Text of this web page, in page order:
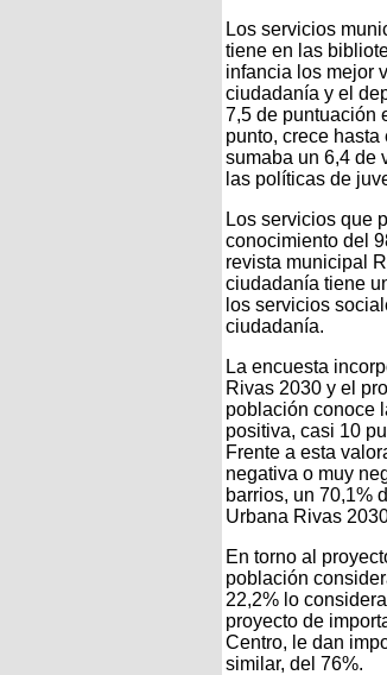
Los servicios
tiene en las
infancia los mejor
ciudadanía y el
7,5 de puntuación
punto, crece
sumaba un 6,4 de
las políticas de
Los servicios que
conocimiento del
revista municipal
ciudadanía tiene
los servicios
ciudadanía.
La encuesta
Rivas 2030 y el
población conoce
positiva, casi 10
Frente a esta
negativa o muy
barrios, un 70,1%
Urbana Rivas
En torno al
población
22,2% lo
proyecto de
Centro, le dan
similar, del 76%.